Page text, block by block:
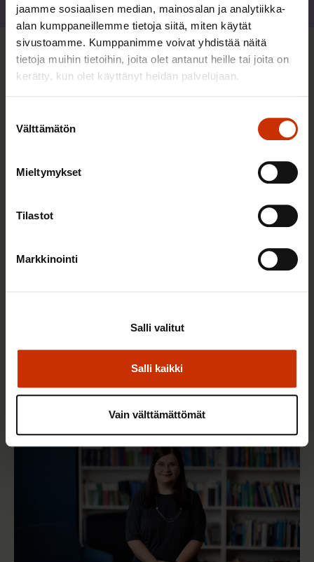
jaamme sosiaalisen median, mainosalan ja analytiikka-
alan kumppaneillemme tietoja siitä, miten käytät
sivustoamme. Kumppanimme voivat yhdistää näitä
tietoja muihin tietoihin, joita olet antanut heille tai joita on
kerätty, kun olet käyttänyt heidän palvelujaan.
valinta
Välttämätön
Mieltymykset
Tilastot
Markkinointi
Salli kaikki
Salli valitut
Vain välttämättömät
Jaa
Sinua saattaa myös kiinnostaa
TASA-ARVO JA YHDENVERTAISUUS